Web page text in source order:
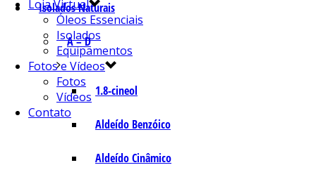
Isolados Naturais
A – D
1.8-cineol
Aldeído Benzóico
Aldeído Cinâmico
Loja Virtual
Óleos Essenciais
Isolados
Equipamentos
Fotos e Vídeos
Fotos
Vídeos
Contato